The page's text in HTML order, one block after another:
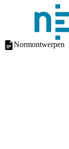
Normontwerpen